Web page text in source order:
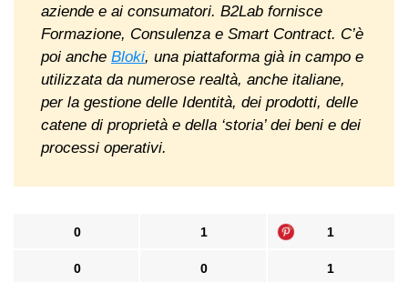
aziende e ai consumatori. B2Lab fornisce
Formazione, Consulenza e Smart Contract. C’è
poi anche Bloki, una piattaforma già in campo e
utilizzata da numerose realtà, anche italiane,
per la gestione delle Identità, dei prodotti, delle
catene di proprietà e della ‘storia’ dei beni e dei
processi operativi.
0 1 1
0 0 1